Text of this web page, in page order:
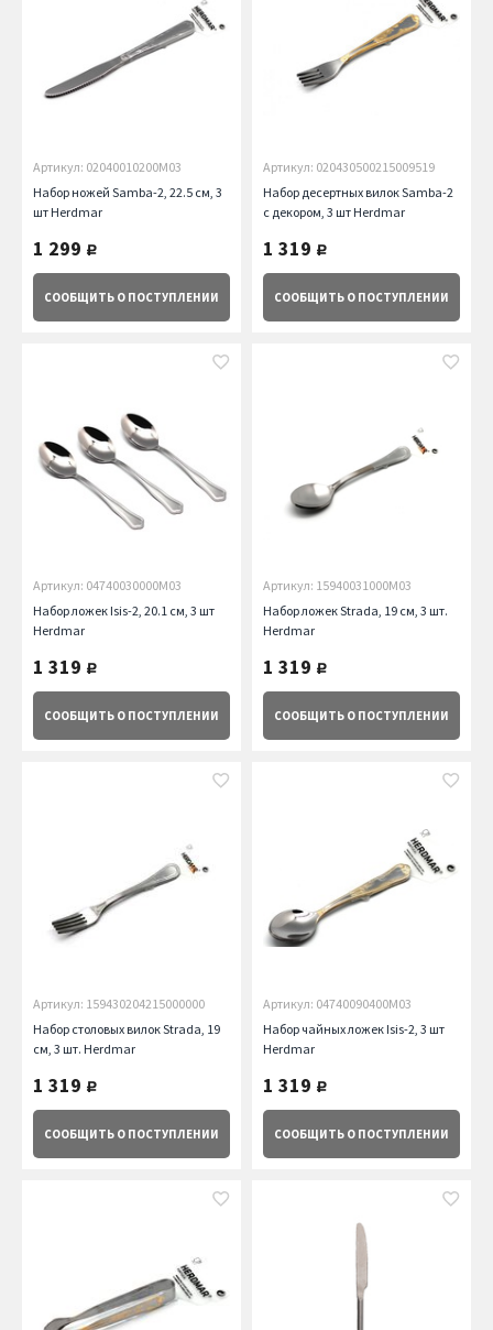
Артикул: 02040010200M03
Набор ножей Samba-2, 22.5 см, 3
шт Herdmar
1 299 руб.
СООБЩИТЬ О ПОСТУПЛЕНИИ
Артикул: 020430500215009519
Набор десертных вилок Samba-2
с декором, 3 шт Herdmar
1 319 руб.
СООБЩИТЬ О ПОСТУПЛЕНИИ
Артикул: 04740030000M03
Набор ложек Isis-2, 20.1 см, 3 шт
Herdmar
1 319 руб.
СООБЩИТЬ О ПОСТУПЛЕНИИ
Артикул: 15940031000M03
Набор ложек Strada, 19 см, 3 шт.
Herdmar
1 319 руб.
СООБЩИТЬ О ПОСТУПЛЕНИИ
Артикул: 159430204215000000
Набор столовых вилок Strada, 19
см, 3 шт. Herdmar
1 319 руб.
СООБЩИТЬ О ПОСТУПЛЕНИИ
Артикул: 04740090400M03
Набор чайных ложек Isis-2, 3 шт
Herdmar
1 319 руб.
СООБЩИТЬ О ПОСТУПЛЕНИИ